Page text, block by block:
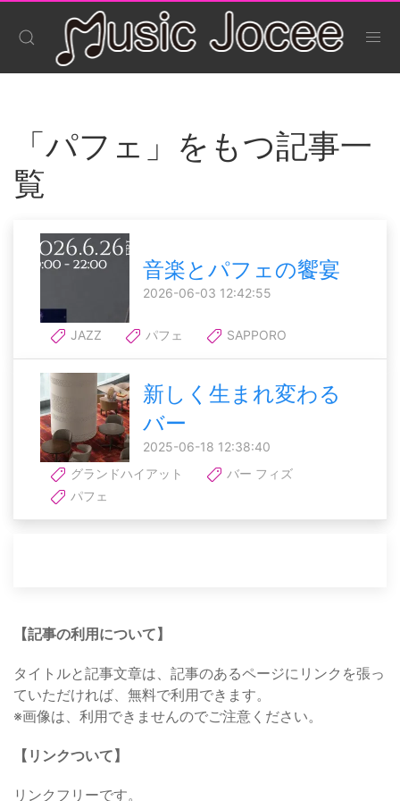
「パフェ」をもつ記事一
覧
音楽とパフェの饗宴
2026-06-03 12:42:55
JAZZ パフェ SAPPORO
新しく生まれ変わる
バー
2025-06-18 12:38:40
グランドハイアット
バー フィズ
パフェ
【記事の利用について】
タイトルと記事文章は、記事のあるページにリンクを張っ
ていただければ、無料で利用できます。
※画像は、利用できませんのでご注意ください。
【リンクついて】
リンクフリーです。